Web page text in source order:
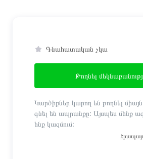
Գնահատական չկա
Թողնել
Կարծիքներ կարող են թողնել
գնել են ապրանքը: Այսպես մենք
ենք կազմում: